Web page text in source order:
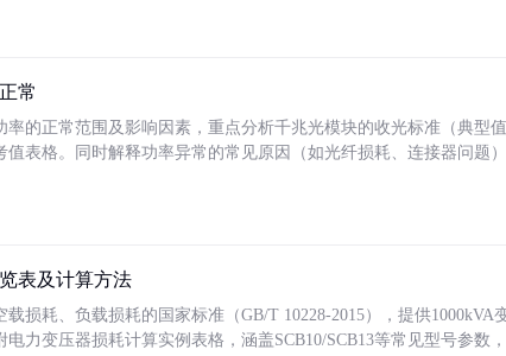
常
的正常范围及影响因素，重点分析千兆光模块的收光标准（典型
值表格。同时解释功率异常的常见原因（如光纤损耗、连接器问题
表及计算方法
损耗、负载损耗的国家标准（GB/T 10228-2015），提供1000kVA
力变压器损耗计算实例表格，涵盖SCB10/SCB13等常见型号参数